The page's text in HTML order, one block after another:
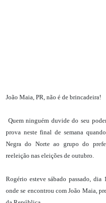
João Maia, PR, não é de brincadeira!
Quem ninguém duvide do seu
prova neste final de semana
Negra do Norte ao grupo do
reeleição nas eleições de outubro.
Rogério esteve sábado passado,
onde se encontrou com João Maia,